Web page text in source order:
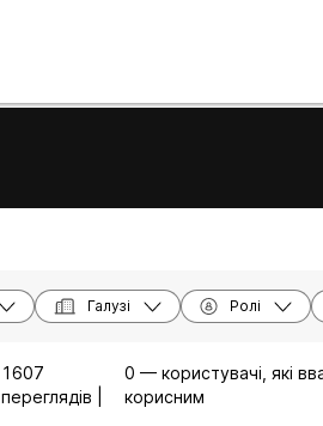
Галузі Ролі
1607
переглядів |
0 — користувачі, які
корисним